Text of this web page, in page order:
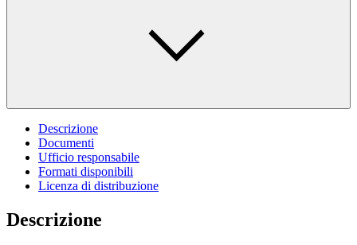
Descrizione
Documenti
Ufficio responsabile
Formati disponibili
Licenza di distribuzione
Descrizione